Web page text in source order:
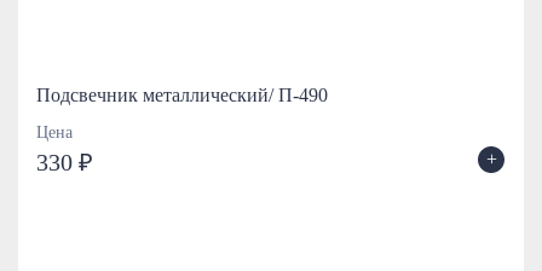
Подсвечник металлический/ П-490
Цена
330 ₽ +